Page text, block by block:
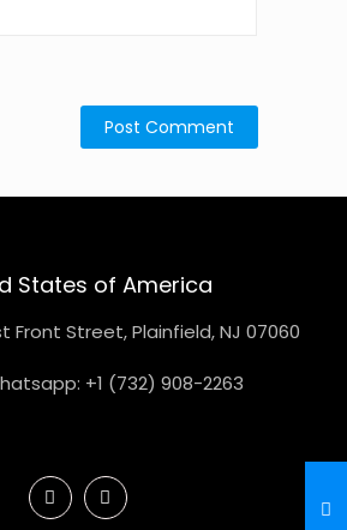
States of America
Front Street, Plainfield, NJ 07060
+1 (732) 908-2263